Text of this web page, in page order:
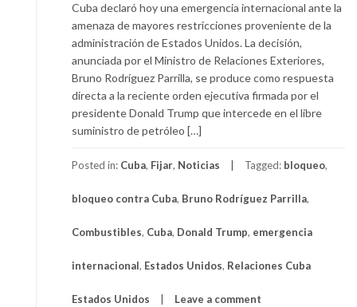
Cuba declaró hoy una emergencia internacional ante la
amenaza de mayores restricciones proveniente de la
administración de Estados Unidos. La decisión,
anunciada por el Ministro de Relaciones Exteriores,
Bruno Rodríguez Parrilla, se produce como respuesta
directa a la reciente orden ejecutiva firmada por el
presidente Donald Trump que intercede en el libre
suministro de petróleo […]
Posted in: Cuba, Fijar, Noticias Tagged: bloqueo,
bloqueo contra Cuba, Bruno Rodríguez Parrilla,
Combustibles, Cuba, Donald Trump, emergencia
internacional, Estados Unidos, Relaciones Cuba
Estados Unidos Leave a comment